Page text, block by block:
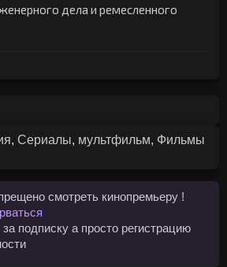
дела и ремесленного
, Сериалы, мультфильм, Фильмы
смотреть кинопремьеру !
подписку а просто регистрацию